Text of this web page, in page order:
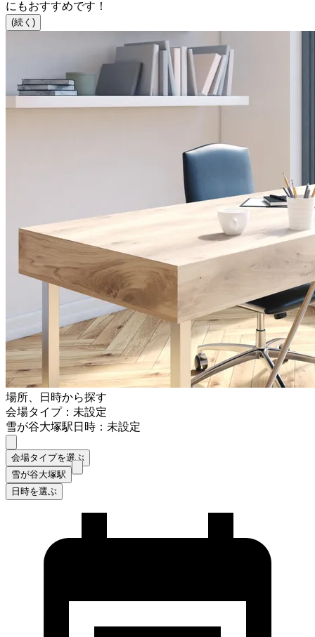
にもおすすめです！
(続く)
場所、日時から探す
会場タイプ：未設定
雪が谷大塚駅日時：未設定
会場タイプを選ぶ
雪が谷大塚駅
日時を選ぶ